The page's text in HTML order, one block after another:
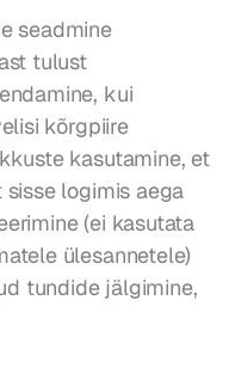
seadmine
tulust
kui
kõrgpiire
kasutamine, et
logimis aega
(ei kasutata
ülesannetele)
tundide jälgimine,